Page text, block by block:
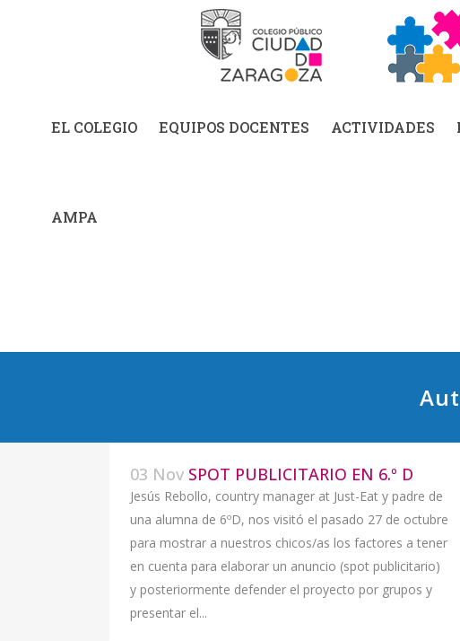
EL COLEGIO EQUIPOS DOCENTES ACTIVIDADES
AMPA
03 Nov SPOT PUBLICITARIO EN 6.º D
Jesús Rebollo, country manager at Just-Eat y padre de
una alumna de 6ºD, nos visitó el pasado 27 de octubre
para mostrar a nuestros chicos/as los factores a tener
en cuenta para elaborar un anuncio (spot publicitario)
y posteriormente defender el proyecto por grupos y
presentar el...